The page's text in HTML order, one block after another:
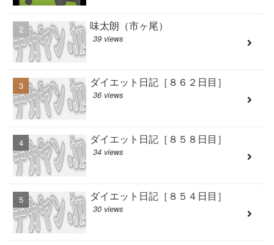
味太朗（市ヶ尾）
39 views
ダイエット日記［８６２日目］
36 views
ダイエット日記［８５８日目］
34 views
ダイエット日記［８５４日目］
30 views